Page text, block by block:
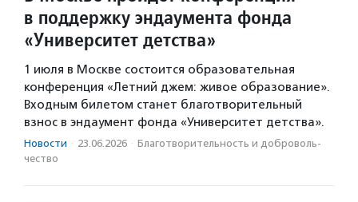
в поддержку эндаумента фонда
«Университет детства»
1 июля в Москве состоится образовательная
конференция «Летний джем: живое образование».
Входным билетом станет благотворительный
взнос в эндаумент фонда «Университет детства».
Новости · 23.06.2026 · Благотвори­тель­ность и доброволь­
чест­во